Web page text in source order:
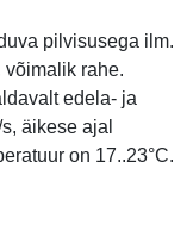
pilvisusega ilm.
võimalik rahe.
edela- ja
äikese ajal
on 17..23°C.